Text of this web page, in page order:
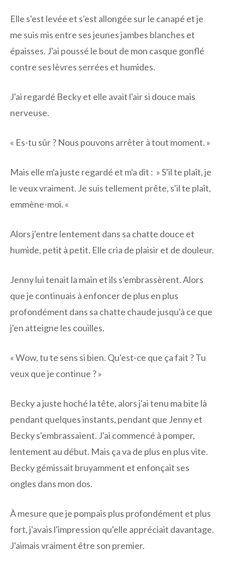
Elle s'est levée et s'est allongée sur le canapé et je
me suis mis entre ses jeunes jambes blanches et
épaisses. J'ai poussé le bout de mon casque gonflé
contre ses lèvres serrées et humides.
J'ai regardé Becky et elle avait l'air si douce mais
nerveuse.
« Es-tu sûr ? Nous pouvons arrêter à tout moment. »
Mais elle m'a juste regardé et m'a dit : » S'il te plaît, je
le veux vraiment. Je suis tellement prête, s'il te plaît,
emmène-moi. «
Alors j'entre lentement dans sa chatte douce et
humide, petit à petit. Elle cria de plaisir et de douleur.
Jenny lui tenait la main et ils s'embrassèrent. Alors
que je continuais à enfoncer de plus en plus
profondément dans sa chatte chaude jusqu'à ce que
j'en atteigne les couilles.
« Wow, tu te sens si bien. Qu'est-ce que ça fait ? Tu
veux que je continue ? »
Becky a juste hoché la tête, alors j'ai tenu ma bite là
pendant quelques instants, pendant que Jenny et
Becky s'embrassaient. J'ai commencé à pomper,
lentement au début. Mais ça va de plus en plus vite.
Becky gémissait bruyamment et enfonçait ses
ongles dans mon dos.
À mesure que je pompais plus profondément et plus
fort, j'avais l'impression qu'elle appréciait davantage.
J'aimais vraiment être son premier.